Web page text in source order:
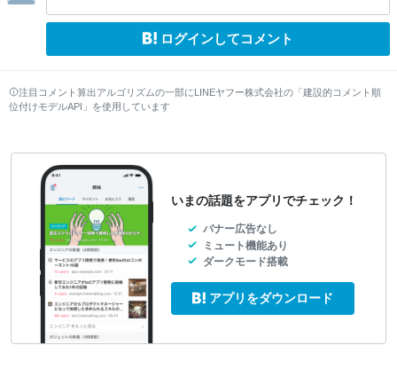
ログインしてコメント
注目コメント算出アルゴリズムの一部にLINEヤフー株式会社の「建設的コメント順
位付けモデルAPI」を使用しています
いまの話題をアプリでチェック！
バナー広告なし
ミュート機能あり
ダークモード搭載
アプリをダウンロード